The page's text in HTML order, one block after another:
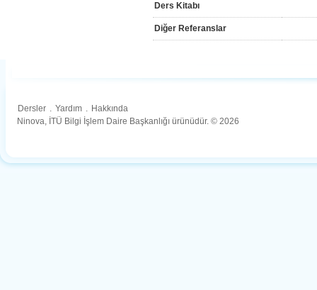
Ders Kitabı
Diğer Referanslar
Dersler . Yardım . Hakkında
Ninova, İTÜ Bilgi İşlem Daire Başkanlığı ürünüdür. © 2026